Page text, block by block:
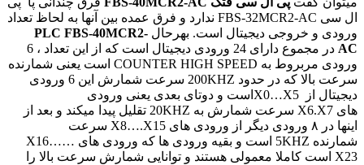
FBS-32MCR2-ACندارد و فرق عمده بین آنها به لحاظ تعداد
خروجی دیجیتال است. بهرحالPLC FBS-40MCR2-
در مجموع دارای 24 ورودی دیجیتال است که از این تعداد ، 6
به HIGH SPEED
COUNTERاست یعنی شمارنده
که در حدود 200KHZ
سرعت شمارش این 6 ورودی
ازX0…X5
‌است و دوتای بعدی یعنی ورودی
سرعت شمارش به20KHZتقلیل پیدا میکند و بعد از
X8….X15 سرعت
5KHZاست و بقیه ورودی ها که ورودی هایX16……
کاملا معمولی هستند و توانایی شمارش سرعت بالا را